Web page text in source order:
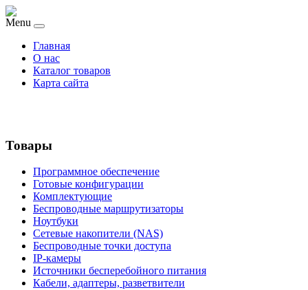
Menu
Главная
О нас
Каталог товаров
Карта сайта
Товары
Программное обеспечение
Готовые конфигурации
Комплектующие
Беспроводные маршрутизаторы
Ноутбуки
Сетевые накопители (NAS)
Беспроводные точки доступа
IP-камеры
Источники бесперебойного питания
Кабели, адаптеры, разветвители